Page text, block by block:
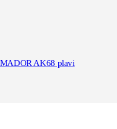
AK68 plavi